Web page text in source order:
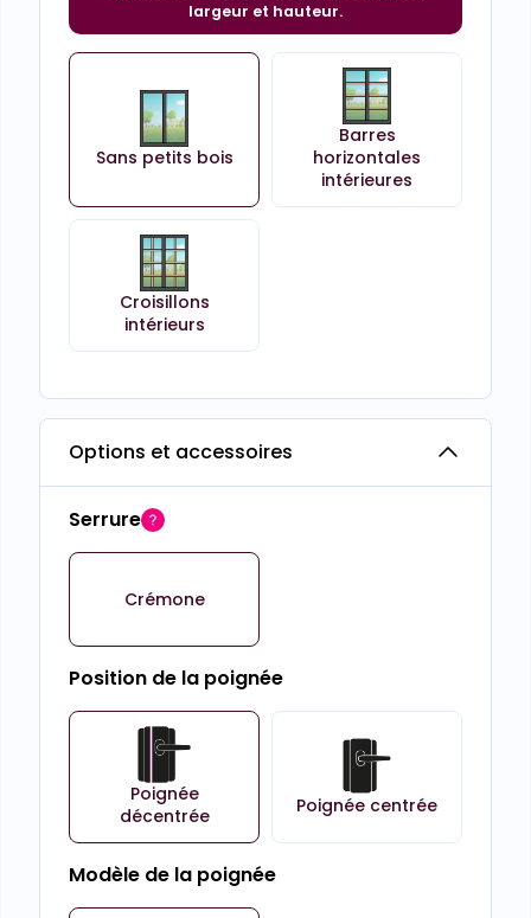
largeur et hauteur.
Sans petits bois
Barres
horizontales
intérieures
Croisillons
intérieurs
Options et accessoires
Serrure
Crémone
Position de la poignée
Poignée
décentrée
Poignée centrée
Modèle de la poignée